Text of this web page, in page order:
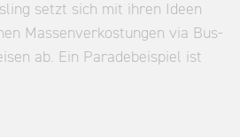
setzt sich mit ihren Ideen
Massenverkostungen via Bus-
ab. Ein Paradebeispiel ist